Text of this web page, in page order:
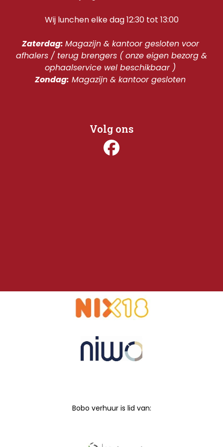
Wij lunchen elke dag 12:30 tot 13:00
Zaterdag: Magazijn & kantoor gesloten voor
afhalers / terug brengers ( onze eigen bezorg &
ophaalservice wel beschikbaar )
Zondag: Magazijn & kantoor gesloten
Volg ons
Bobo verhuur is lid van: